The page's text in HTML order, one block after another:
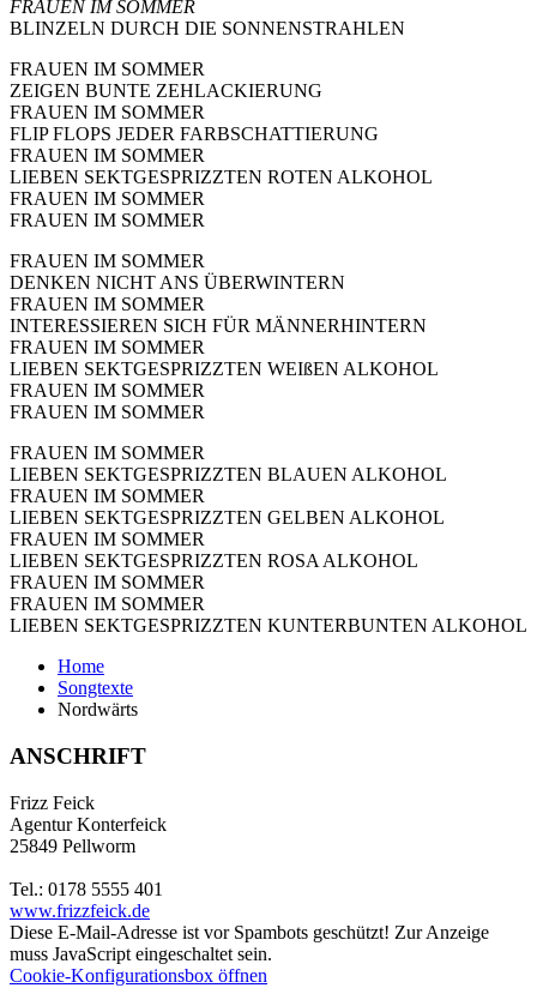
FRAUEN IM SOMMER
BLINZELN DURCH DIE SONNENSTRAHLEN
FRAUEN IM SOMMER
ZEIGEN BUNTE ZEHLACKIERUNG
FRAUEN IM SOMMER
FLIP FLOPS JEDER FARBSCHATTIERUNG
FRAUEN IM SOMMER
LIEBEN SEKTGESPRIZZTEN ROTEN ALKOHOL
FRAUEN IM SOMMER
FRAUEN IM SOMMER
FRAUEN IM SOMMER
DENKEN NICHT ANS ÜBERWINTERN
FRAUEN IM SOMMER
INTERESSIEREN SICH FÜR MÄNNERHINTERN
FRAUEN IM SOMMER
LIEBEN SEKTGESPRIZZTEN WEIßEN ALKOHOL
FRAUEN IM SOMMER
FRAUEN IM SOMMER
FRAUEN IM SOMMER
LIEBEN SEKTGESPRIZZTEN BLAUEN ALKOHOL
FRAUEN IM SOMMER
LIEBEN SEKTGESPRIZZTEN GELBEN ALKOHOL
FRAUEN IM SOMMER
LIEBEN SEKTGESPRIZZTEN ROSA ALKOHOL
FRAUEN IM SOMMER
FRAUEN IM SOMMER
LIEBEN SEKTGESPRIZZTEN KUNTERBUNTEN ALKOHOL
Home
Songtexte
Nordwärts
ANSCHRIFT
Frizz Feick
Agentur Konterfeick
25849 Pellworm
Tel.: 0178 5555 401
www.frizzfeick.de
Diese E-Mail-Adresse ist vor Spambots geschützt! Zur Anzeige
muss JavaScript eingeschaltet sein.
Cookie-Konfigurationsbox öffnen